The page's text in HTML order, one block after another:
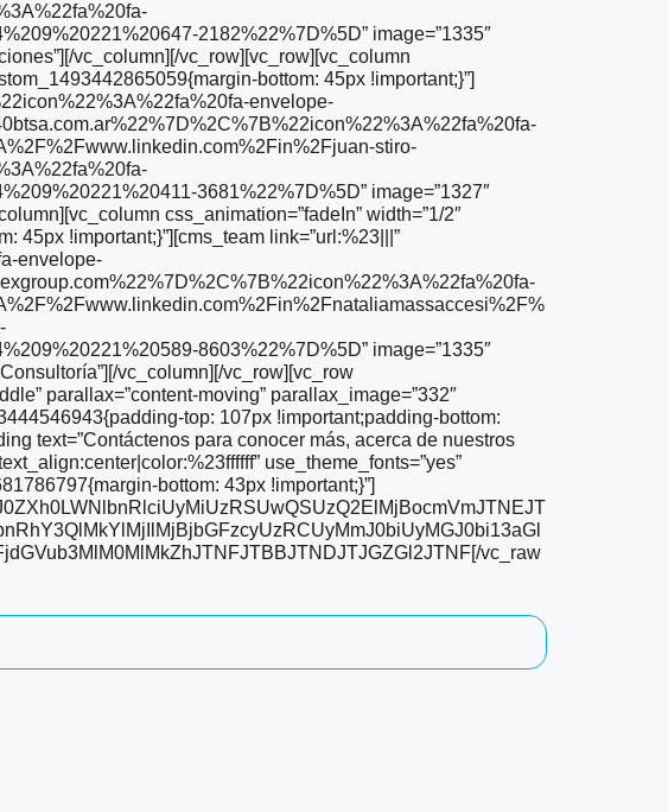
2182%22%7D%5D” image=”1335″
vc_column][/vc_row][vc_row][vc_column
bottom: 45px !important;}”]
envelope-
stiro-
3681%22%7D%5D” image=”1327″
css_animation=”fadeIn” width=”1/2″
45px !important;}”][cms_team link=”url:%23|||”
envelope-
8603%22%7D%5D” image=”1335″
vc_column][/vc_row][vc_row
parallax=”content-moving” parallax_image=”332″
top: 107px !important;padding-bottom:
text=”Contáctenos para conocer más, acerca de nuestros
use_theme_fonts=”yes”
bottom: 43px !important;}”]
vc_raw